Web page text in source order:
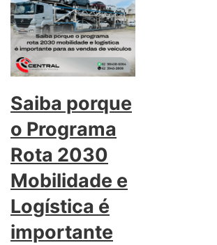
Saiba porque
o Programa
Rota 2030
Mobilidade e
Logística é
importante